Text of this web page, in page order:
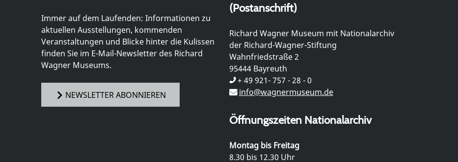
Immer auf dem Laufenden: Informationen zu
aktuellen Ausstellungen, kommenden
Veranstaltungen und Blicke hinter die Kulissen
finden Sie im E-Mail-Newsletter des Richard
Wagner Museums.
NEWSLETTER ABONNIEREN
(Postanschrift)
Richard Wagner Museum mit Nationalarchiv
der Richard-Wagner-Stiftung
Wahnfriedstraße 2
95444 Bayreuth
+ 49 921- 757 - 28 - 0
info@wagnermuseum.de
Öffnungszeiten Nationalarchiv
Montag bis Freitag
8.30 bis 12.30 Uhr